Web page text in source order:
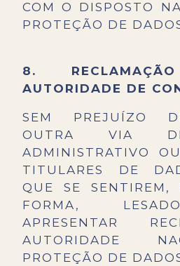
COM O DISPOSTO
PROTEÇÃO DE
8.
AUTORIDADE DE
SEM PREJUÍZO
OUTRA VIA
ADMINISTRATIVO
TITULARES DE
QUE SE SENTIREM,
FORMA,
APRESENTAR
AUTORIDADE
PROTEÇÃO DE